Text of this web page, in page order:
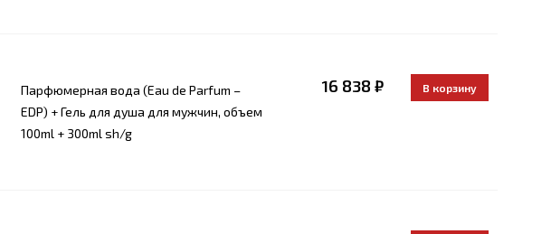
Парфюмерная вода (Eau de Parfum –
EDP) + Гель для душа для мужчин, объем
100ml + 300ml sh/g
16 838 ₽